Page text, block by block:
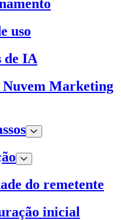
uso
de IA
Marketing
do remetente
inicial